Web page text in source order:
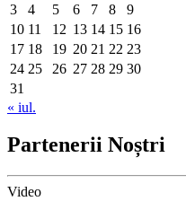
3
4 5 6 7 8
9
10 11 12 13 14 15 16
17 18 19 20 21 22 23
24 25 26 27 28 29 30
31
« iul.
Partenerii Noștri
Video